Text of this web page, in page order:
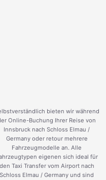
bieten wir während
Online-Buchung Ihrer Reise von
Innsbruck nach Schloss Elmau /
Germany oder retour mehrere
Fahrzeugmodelle an. Alle
eigenen sich ideal für
den Taxi Transfer vom Airport nach
Schloss Elmau / Germany und sind